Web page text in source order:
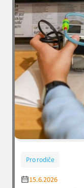
Pro rodiče
15.6.2026